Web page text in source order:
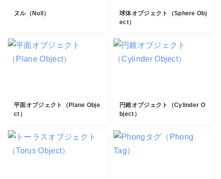
ヌル（Null）
球体オブジェクト（Sphere Obj
ect）
平面オブジェクト（Plane Obje
ct）
円錐オブジェクト（Cylinder O
bject）